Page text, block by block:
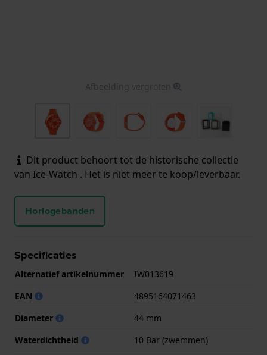
Afbeelding vergroten
Dit product behoort tot de historische collectie
van Ice-Watch . Het is niet meer te koop/leverbaar.
Horlogebanden
Specificaties
Alternatief artikelnummer
IW013619
EAN
4895164071463
Diameter
44 mm
Waterdichtheid
10 Bar (zwemmen)